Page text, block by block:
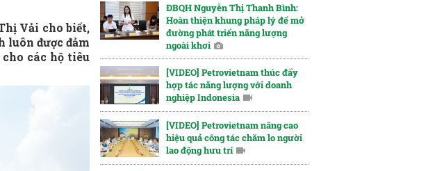
Vải cho biết,
luôn được đảm
các hộ tiêu
ĐBQH Nguyễn Thị Thanh Bình:
Hoàn thiện khung pháp lý để mở
đường phát triển năng lượng
ngoài khơi
[VIDEO] Petrovietnam thúc đẩy
hợp tác năng lượng với doanh
nghiệp Indonesia
[VIDEO] Petrovietnam nâng cao
hiệu quả công tác chăm lo người
lao động hưu trí